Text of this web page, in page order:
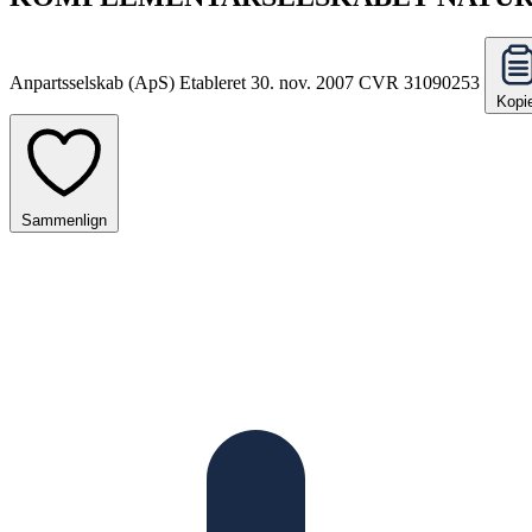
Anpartsselskab (ApS) Etableret 30. nov. 2007 CVR 31090253
Sammenlign